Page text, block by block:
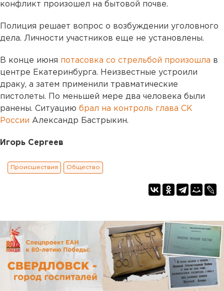
конфликт произошел на бытовой почве.
Полиция решает вопрос о возбуждении уголовного
дела. Личности участников еще не установлены.
В конце июня потасовка со стрельбой произошла в
центре Екатеринбурга. Неизвестные устроили
драку, а затем применили травматические
пистолеты. По меньшей мере два человека были
ранены. Ситуацию брал на контроль глава СК
России Александр Бастрыкин.
Игорь Сергеев
Происшествия Общество